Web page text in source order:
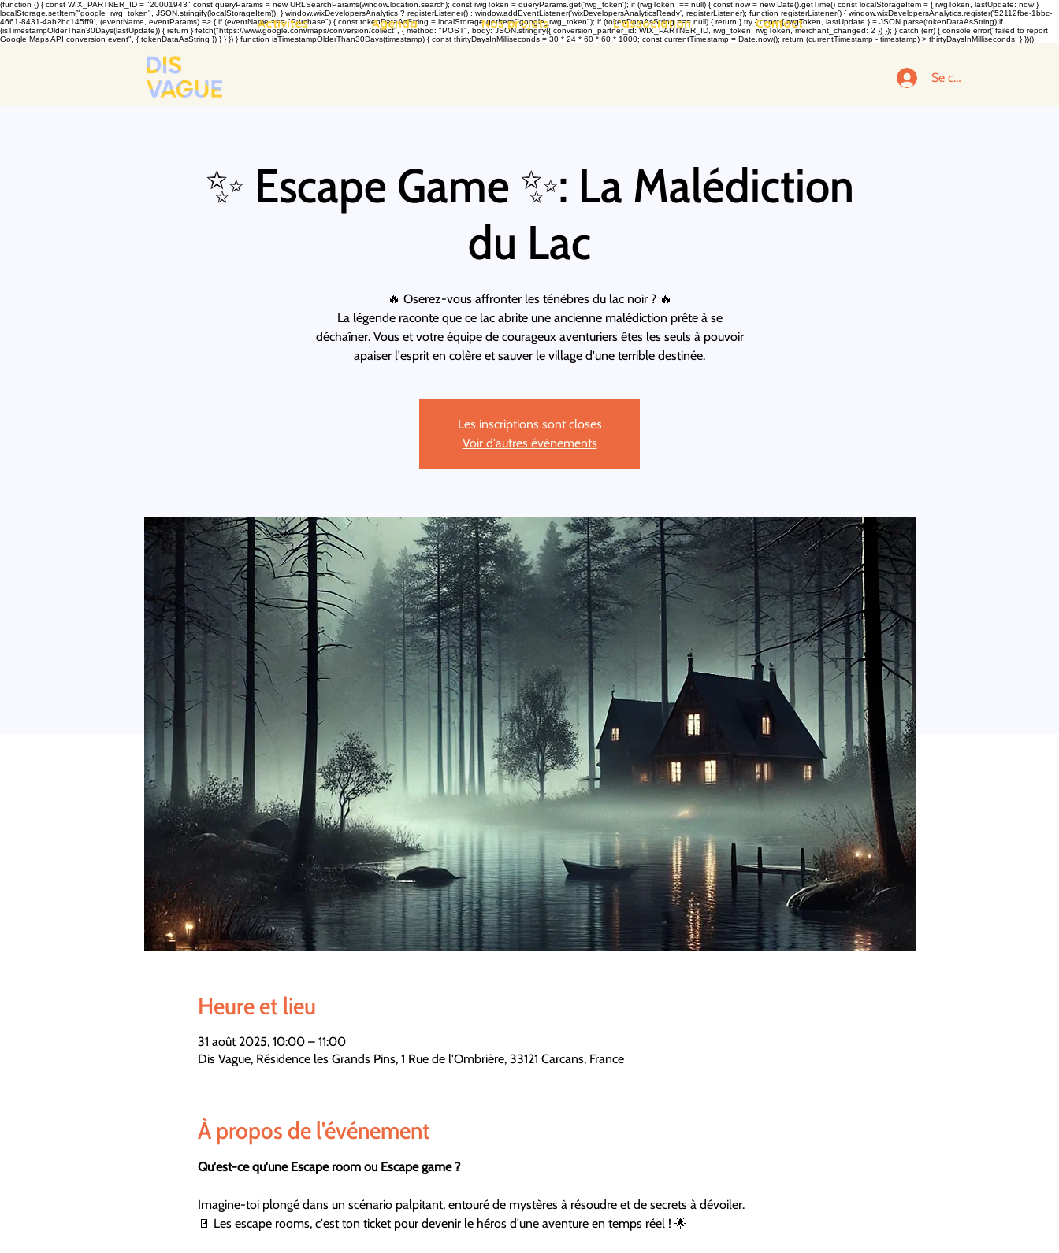
(function () { const WIX_PARTNER_ID = "20001943" const queryParams = new URLSearchParams(window.location.search); const rwgToken = queryParams.get('rwg_token'); if (rwgToken !== null) { const now = new Date().getTime() const localStorageItem = { rwgToken, lastUpdate: now }
localStorage.setItem("google_rwg_token", JSON.stringify(localStorageItem)); } window.wixDevelopersAnalytics ? registerListener() : window.addEventListener('wixDevelopersAnalyticsReady', registerListener); function registerListener() { window.wixDevelopersAnalytics.register('52112fbe-1bbc-
4661-8431-4ab2bc145ff9', (eventName, eventParams) => { if (eventName === "Purchase") { const tokenDataAsString = localStorage.getItem("google_rwg_token"); if (tokenDataAsString === null) { return } try { const { rwgToken, lastUpdate } = JSON.parse(tokenDataAsString) if
(isTimestampOlderThan30Days(lastUpdate)) { return } fetch("https://www.google.com/maps/conversion/collect", { method: "POST", body: JSON.stringify({ conversion_partner_id: WIX_PARTNER_ID, rwg_token: rwgToken, merchant_changed: 2 }) }); } catch (err) { console.error("failed to report
Google Maps API conversion event", { tokenDataAsString }) } } }) } function isTimestampOlderThan30Days(timestamp) { const thirtyDaysInMilliseconds = 30 * 24 * 60 * 60 * 1000; const currentTimestamp = Date.now(); return (currentTimestamp - timestamp) > thirtyDaysInMilliseconds; } })()
Activités Agenda Nos projets L'association Contact
Se connecter
✨ Escape Game ✨: La Malédiction
du Lac
🔥 Oserez-vous affronter les ténèbres du lac noir ? 🔥
La légende raconte que ce lac abrite une ancienne malédiction prête à se
déchaîner. Vous et votre équipe de courageux aventuriers êtes les seuls à pouvoir
apaiser l'esprit en colère et sauver le village d'une terrible destinée.
Les inscriptions sont closes
Voir d'autres événements
Heure et lieu
31 août 2025, 10:00 – 11:00
Dis Vague, Résidence les Grands Pins, 1 Rue de l'Ombrière, 33121 Carcans, France
À propos de l'événement
Qu'est-ce qu'une Escape room ou Escape game ?
Imagine-toi plongé dans un scénario palpitant, entouré de mystères à résoudre et de secrets à dévoiler.
🚪 Les escape rooms, c'est ton ticket pour devenir le héros d'une aventure en temps réel ! 🌟